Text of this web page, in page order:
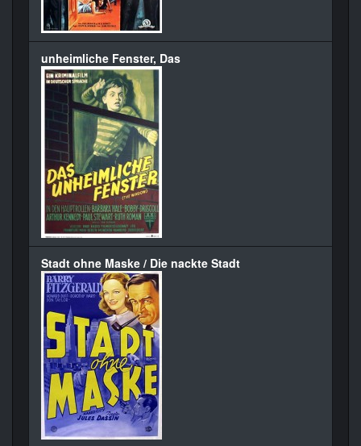
unheimliche Fenster, Das
Stadt ohne Maske / Die nackte Stadt